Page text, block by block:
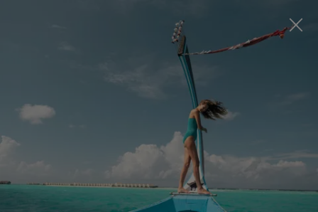
to enhance your experience
and make your visit easier and more comfortable.
RÉSERVEZ MAINTENANT
ANNULATION GRATUITE